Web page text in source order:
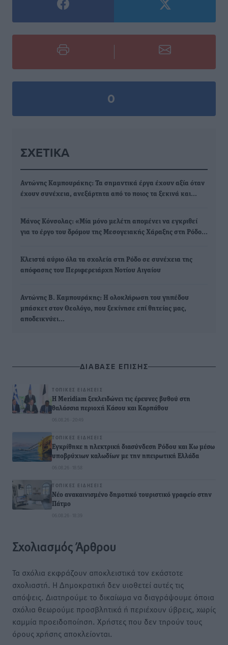
0
ΣΧΕΤΙΚΆ
Αντώνης Καμπουράκης: Τα σημαντικά έργα έχουν αξία όταν
έχουν συνέχεια, ανεξάρτητα από το ποιος τα ξεκινά και…
Μάνος Κόνσολας: «Μία μόνο μελέτη απομένει να εγκριθεί
για το έργο του δρόμου της Μεσογειακής Χάραξης στη Ρόδο…
Κλειστά αύριο όλα τα σχολεία στη Ρόδο σε συνέχεια της
απόφασης του Περιφερειάρχη Νοτίου Αιγαίου
Αντώνης Β. Καμπουράκης: Η ολοκλήρωση του γηπέδου
μπάσκετ στον Θεολόγο, που ξεκίνησε επί θητείας μας,
αποδεικνύει…
ΔΙΑΒΑΣΕ ΕΠΙΣΗΣ
ΤΟΠΙΚΈΣ ΕΙΔΉΣΕΙΣ
Η Meridiam ξεκλειδώνει τις έρευνες βυθού στη
θαλάσσια περιοχή Κάσου και Καρπάθου
06.08.26 · 20:49
ΤΟΠΙΚΈΣ ΕΙΔΉΣΕΙΣ
Εγκρίθηκε η ηλεκτρική διασύνδεση Ρόδου και Κω μέσω
υποβρύχιων καλωδίων με την ηπειρωτική Ελλάδα
06.08.26 · 18:58
ΤΟΠΙΚΈΣ ΕΙΔΉΣΕΙΣ
Νέο ανακαινισμένο δημοτικό τουριστικό γραφείο στην
Πάτμο
06.08.26 · 18:39
Σχολιασμός Άρθρου
Τα σχόλια εκφράζουν αποκλειστικά τον εκάστοτε
σχολιαστή. Η Δημοκρατική δεν υιοθετεί αυτές τις
απόψεις. Διατηρούμε το δικαίωμα να διαγράψουμε όποια
σχόλια θεωρούμε προσβλητικά ή περιέχουν ύβρεις, χωρίς
καμμία προειδοποίηση. Χρήστες που δεν τηρούν τους
όρους χρήσης αποκλείονται.